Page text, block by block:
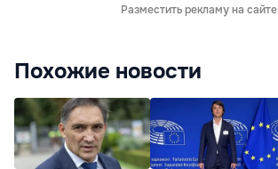
Разместить рекламу на сайте
Похожие новости